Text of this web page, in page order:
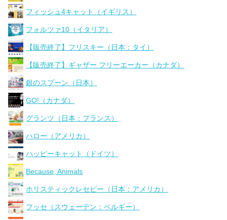
フィッシュ4キャット（イギリス）
フォルツァ10（イタリア）
【販売終了】フリスキー（日本：タイ）
【販売終了】ギャザー フリーエーカー（カナダ）
銀のスプーン（日本）
GO!（カナダ）
グランツ（日本：フランス）
ハロー（アメリカ）
ハッピーキャット（ドイツ）
Because, Animals
ホリスティックレセピー（日本：アメリカ）
フッセ（スウェーデン：ベルギー）